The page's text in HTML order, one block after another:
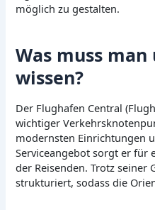
möglich zu gestalten.
Was muss
wissen?
Der Flughafen Central
wichtiger
modernsten Einrichtungen
Serviceangebot sorgt er für
der Reisenden. Trotz
strukturiert, sodass die